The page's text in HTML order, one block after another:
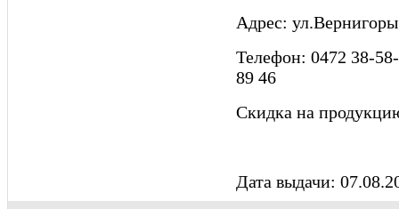
Адрес:
Телефон: 0472 38-
89 46
Скидка на
Дата выдачи: